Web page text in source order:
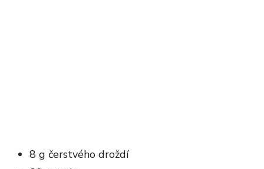
8 g čerstvého droždí